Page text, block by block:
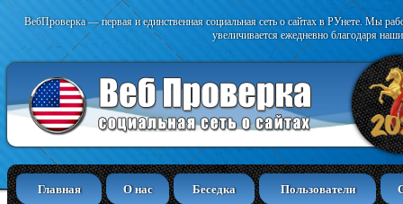
ВебПроверка — первая и единственная социальная сеть о сайтах в РУнете. Мы
увеличивается ежедневно благодаря
Главная О нас Беседка Пользователи